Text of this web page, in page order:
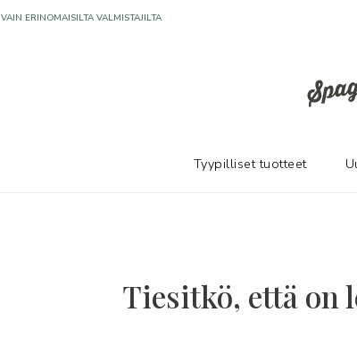
Tiesitkö, että on
VAIN ERINOMAISILTA VALMISTAJILTA
Tyypilliset tuotteet